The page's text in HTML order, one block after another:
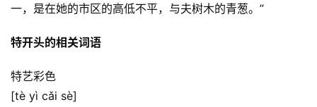
一，是在她的市区的高低不平，与夫树木的青葱。”
特开头的相关词语
特艺彩色
[tè yì cǎi sè]